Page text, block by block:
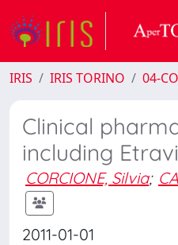
IRIS IRIS TORINO 04-
Clinical
including
CORCIONE, Silvia;
2011-01-01